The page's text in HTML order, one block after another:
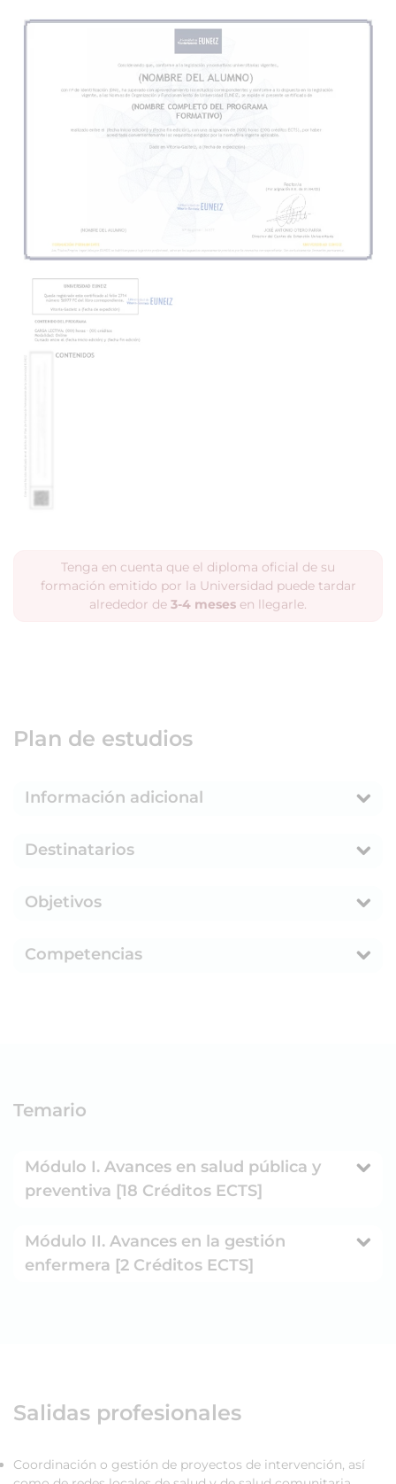
Tenga en cuenta que el diploma oficial de su
formación emitido por la Universidad puede tardar
alrededor de 3-4 meses en llegarle.
Plan de estudios
Información adicional
Destinatarios
Objetivos
Competencias
Temario
Módulo I. Avances en salud pública y
preventiva [18 Créditos ECTS]
Módulo II. Avances en la gestión
enfermera [2 Créditos ECTS]
Salidas profesionales
Coordinación o gestión de proyectos de intervención, así